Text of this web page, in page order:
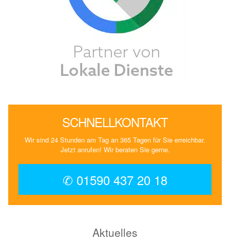
SCHNELLKONTAKT
Wir sind 24 Stunden am Tag an 365 Tagen für Sie erreichbar.
Jetzt anrufen! Wir beraten Sie gerne.
✆ 01590 437 20 18
Aktuelles